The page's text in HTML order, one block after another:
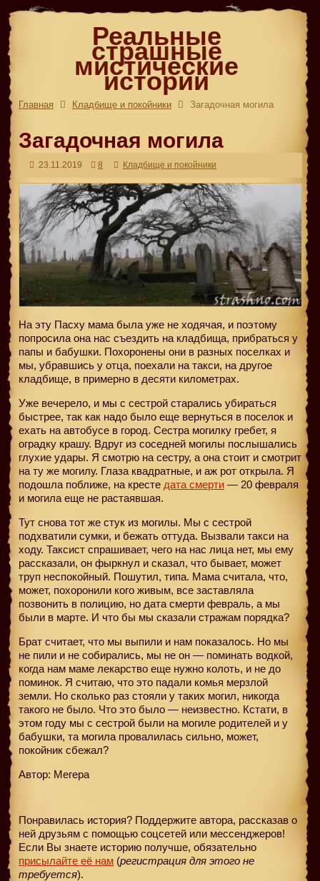
Реальные
страшные
мистические
истории
Главная Кладбище и покойники Загадочная могила
Загадочная могила
23.11.2019 8 Кладбище и покойники
На эту Пасху мама была уже не ходячая, и поэтому
попросила она нас съездить на кладбища, прибраться у
папы и бабушки. Похоронены они в разных поселках и
мы, убравшись у отца, поехали на такси, на другое
кладбище, в примерно в десяти километрах.
Уже вечерело, и мы с сестрой старались убираться
быстрее, так как надо было еще вернуться в поселок и
ехать на автобусе в город. Сестра могилку гребет, я
оградку крашу. Вдруг из соседней могилы послышались
глухие удары. Я смотрю на сестру, а она стоит и смотрит
на ту же могилу. Глаза квадратные, и аж рот открыла. Я
подошла поближе, на кресте дата смерти — 20 февраля
и могила еще не растаявшая.
Тут снова тот же стук из могилы. Мы с сестрой
подхватили сумки, и бежать оттуда. Вызвали такси на
ходу. Таксист спрашивает, чего на нас лица нет, мы ему
рассказали, он фыркнул и сказал, что бывает, может
труп неспокойный. Пошутил, типа. Мама считала, что,
может, похоронили кого живым, все заставляла
позвонить в полицию, но дата смерти февраль, а мы
были в марте. И что бы мы сказали стражам порядка?
Брат считает, что мы выпили и нам показалось. Но мы
не пили и не собирались, мы не он — поминать водкой,
когда нам маме лекарство еще нужно колоть, и не до
поминок. Я считаю, что это падали комья мерзлой
земли. Но сколько раз стояли у таких могил, никогда
такого не было. Что это было — неизвестно. Кстати, в
этом году мы с сестрой были на могиле родителей и у
бабушки, та могила провалилась сильно, может,
покойник сбежал?
Автор: Мегера
Понравилась история? Поддержите автора, рассказав о
ней друзьям с помощью соцсетей или мессенджеров!
Если Вы знаете историю получше, обязательно
присылайте её нам (регистрация для этого не
требуется).